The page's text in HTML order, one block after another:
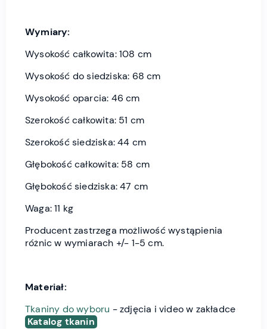
Wymiary:
Wysokość całkowita: 108 cm
Wysokość do siedziska: 68 cm
Wysokość oparcia: 46 cm
Szerokość całkowita: 51 cm
Szerokość siedziska: 44 cm
Głębokość całkowita: 58 cm
Głębokość siedziska: 47 cm
Waga: 11 kg
Producent zastrzega możliwość wystąpienia
różnic w wymiarach +/- 1-5 cm.
Materiał:
Tkaniny do wyboru - zdjęcia i video w zakładce
Katalog tkanin